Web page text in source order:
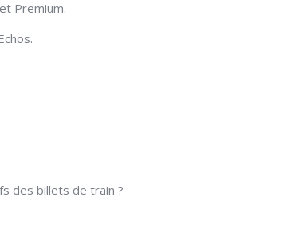
Premium.
des billets de train ?